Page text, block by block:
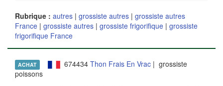
Rubrique : autres | grossiste autres | grossiste autres
France | grossiste autres | grossiste frigorifique | grossiste
frigorifique France
ACHAT 674434 Thon Frais En Vrac| grossiste
poissons